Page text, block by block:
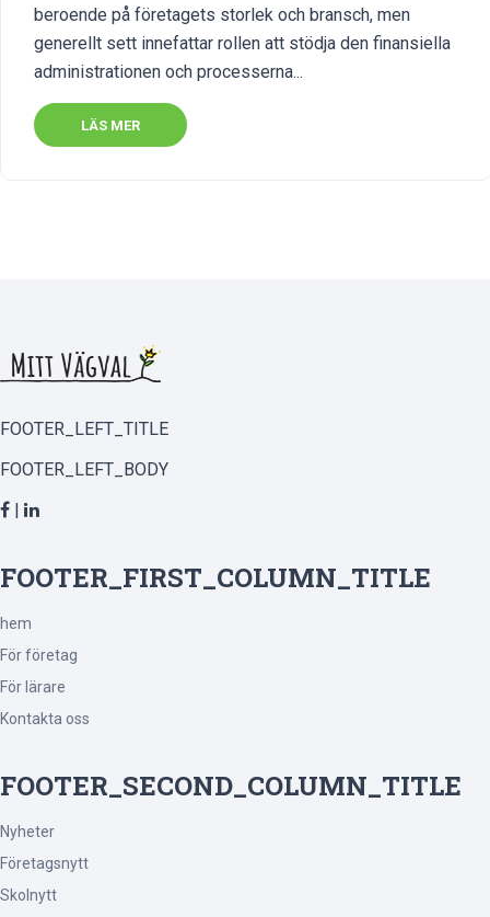
beroende på företagets storlek och bransch, men
generellt sett innefattar rollen att stödja den finansiella
administrationen och processerna...
LÄS MER
FOOTER_LEFT_TITLE
FOOTER_LEFT_BODY
|
FOOTER_FIRST_COLUMN_TITLE
hem
För företag
För lärare
Kontakta oss
FOOTER_SECOND_COLUMN_TITLE
Nyheter
Företagsnytt
Skolnytt